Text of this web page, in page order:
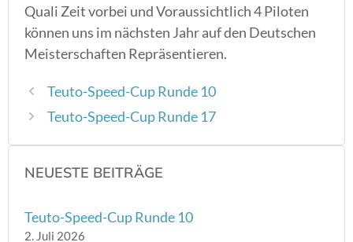
Quali Zeit vorbei und Voraussichtlich 4 Piloten
können uns im nächsten Jahr auf den Deutschen
Meisterschaften Repräsentieren.
Teuto-Speed-Cup Runde 10
Teuto-Speed-Cup Runde 17
NEUESTE BEITRÄGE
Teuto-Speed-Cup Runde 10
2. Juli 2026